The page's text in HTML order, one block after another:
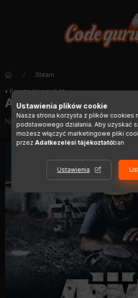
Steam
Poprzedni produkt
Arma 3 Laws of War
Numer artykułu:DIGI00617
Ustawienia plików cookie
Nasza strona korzysta z plików cookies
podstawowego działania. Aby uzyskać
możesz włączyć marketingowe pliki
przezAdatkezelési tájékoztatóban
Ustawienia